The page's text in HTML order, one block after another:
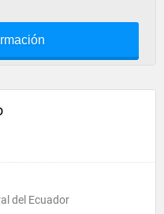
del Ecuador